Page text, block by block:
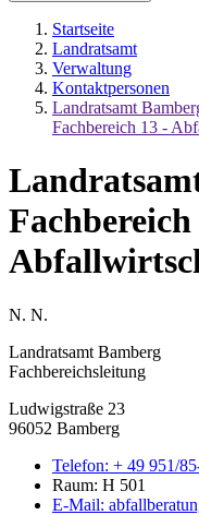
Startseite
Landratsamt
Verwaltung
Kontaktpersonen
Landratsamt
Fachbereich 13 -
Fachbereich
N. N.
Landratsamt Bamberg
Fachbereichsleitung
Ludwigstraße 23
96052 Bamberg
Telefon: + 49 951/
Raum: H 501
E-Mail: